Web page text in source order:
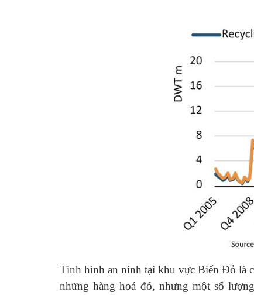
Tình hình an ninh tại khu vực Biển Đỏ là
những hàng hoá đó, nhưng một số